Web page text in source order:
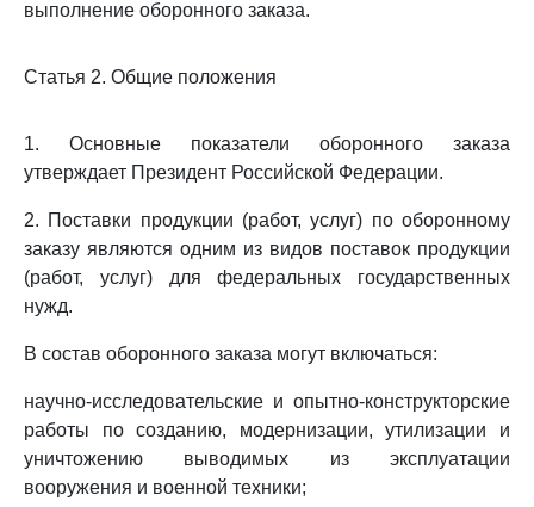
выполнение оборонного заказа.
Статья 2. Общие положения
1. Основные показатели оборонного заказа
утверждает Президент Российской Федерации.
2. Поставки продукции (работ, услуг) по оборонному
заказу являются одним из видов поставок продукции
(работ, услуг) для федеральных государственных
нужд.
В состав оборонного заказа могут включаться:
научно-исследовательские и опытно-конструкторские
работы по созданию, модернизации, утилизации и
уничтожению выводимых из эксплуатации
вооружения и военной техники;